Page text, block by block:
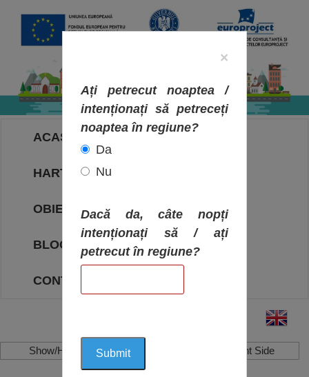
ACASA
HARTA OBIECTIVELOR
OBIECTIVE
BLOG
CONTACT
Show/Hide Left Side Show/Hide Right Side
×
Ați petrecut noaptea /
intenționați să petreceți
noaptea în regiune?
Da
Nu
Dacă da, câte nopți
intenționați să / ați
petrecut în regiune?